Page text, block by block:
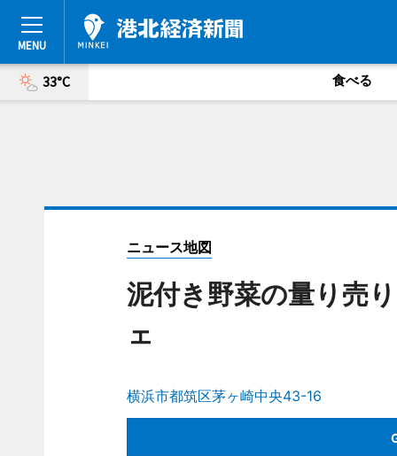
33°C 食べる
ニュース地図
泥付き野菜の量り売
ェ
横浜市都筑区茅ヶ崎中央43-16